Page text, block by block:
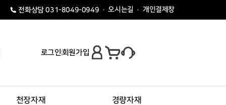
전화상담 031-8049-0949 오시는길 개인결제창
로그인회원가입
천장자재
경량자재